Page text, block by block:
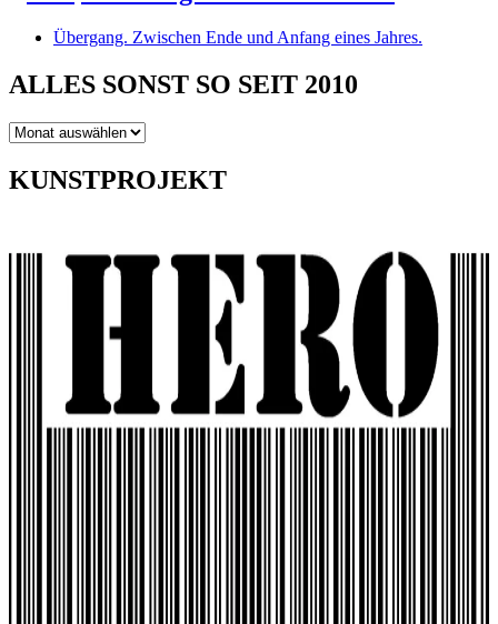
Übergang. Zwischen Ende und Anfang eines Jahres.
ALLES SONST SO SEIT 2010
ALLES
SO
SEIT
KUNSTPROJEKT